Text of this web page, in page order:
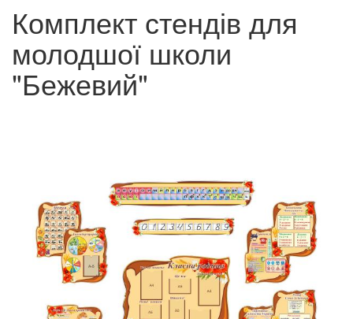
Комплект стендів для
молодшої школи
"Бежевий"